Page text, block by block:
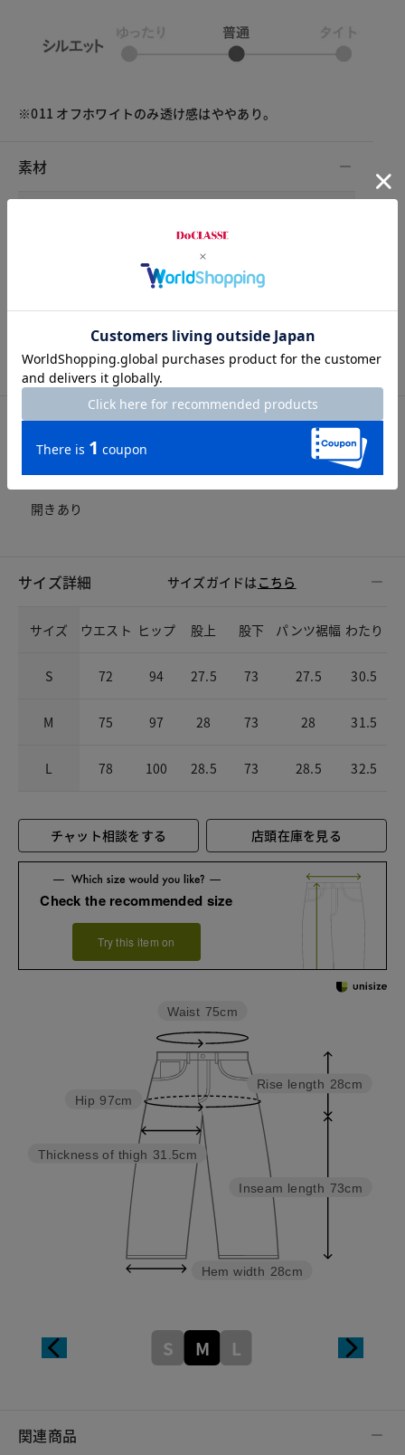
※011 オフホワイトのみ透け感はややあり。
素材
ポリエステル69%・ レーヨン30%・ ポリウレタン1%
ドライクリーニング（石油系）
アイテム詳細
開きあり
サイズ詳細 サイズガイドは こちら
サイズ ウエスト ヒップ 股上 股下 パンツ裾幅 わたり
S 72 94 27.5 73 27.5 30.5
M 75 97 28 73 28 31.5
L 78 100 28.5 73 28.5 32.5
チャット相談をする 店頭在庫を見る
Check the recommended size
Try this item on
Inseam length 73cm
Rise length 28cm
Hem width 28cm
Thickness of thigh 31.5cm
Hip 97cm
Waist 75cm
S M L
関連商品